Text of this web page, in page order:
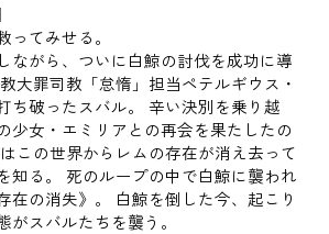
てみせる。
ながら、ついに白鯨の討伐を成功に導
大罪司教「怠惰」担当ペテルギウス・
ち破ったスバル。 辛い決別を乗り越
少女・エミリアとの再会を果たしたの
この世界からレムの存在が消え去って
知る。 死のループの中で白鯨に襲われ
在の消失》。 白鯨を倒した今、起こり
スバルたちを襲う。